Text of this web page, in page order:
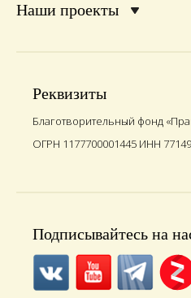
Наши проекты
Реквизиты
Благотворительный фонд
ОГРН 1177700001445 ИНН
Подписывайтесь на